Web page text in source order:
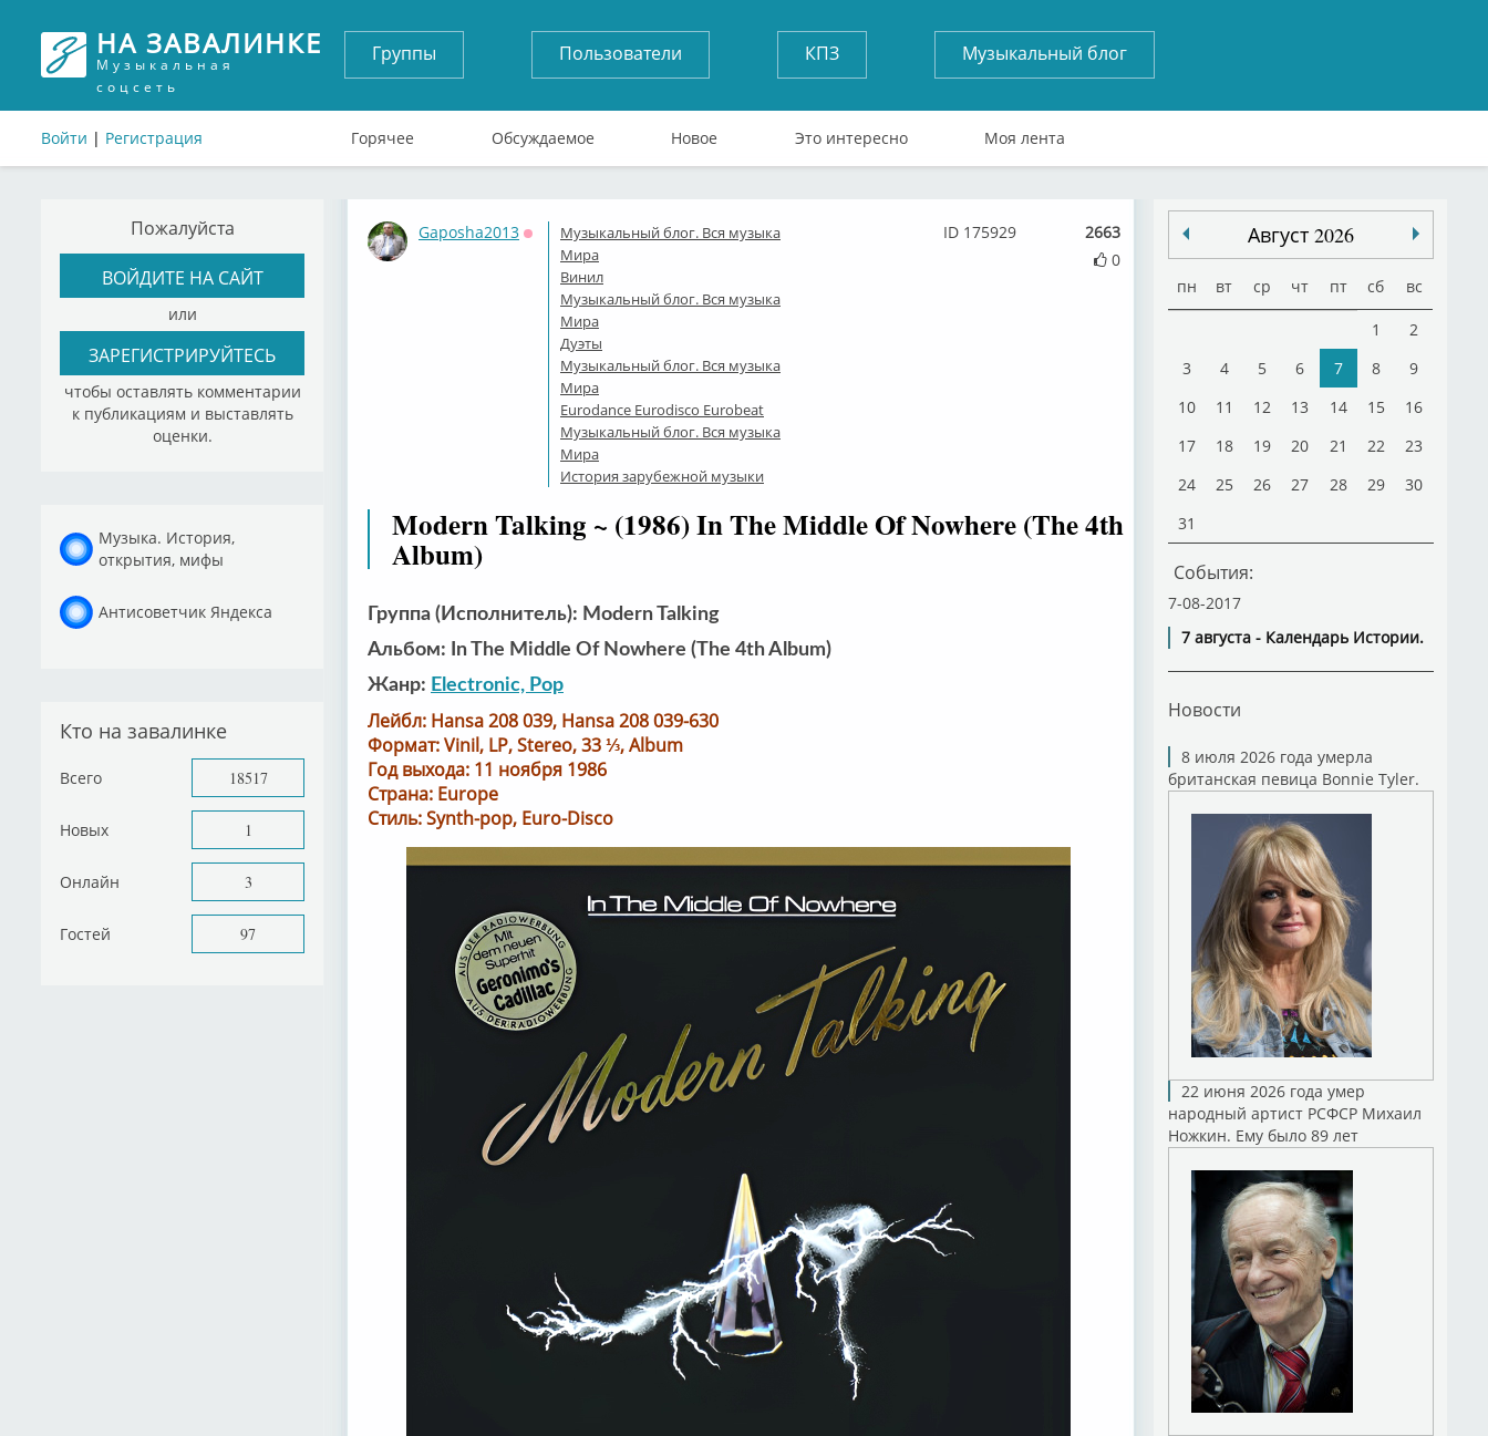
НА ЗАВАЛИНКЕ
Музыкальная
соцсеть
Войти | Регистрация
Группы Пользователи КПЗ Музыкальный блог
Горячее Обсуждаемое Новое Это интересно Моя лента
Пожалуйста
ВОЙДИТЕ НА САЙТ
или
ЗАРЕГИСТРИРУЙТЕСЬ
чтобы оставлять комментарии
к публикациям и выставлять
оценки.
Музыка. История,
открытия, мифы
Антисоветчик Яндекса
Кто на завалинке
Всего 18517
Новых 1
Онлайн 3
Гостей 97
Gaposha2013
Оффлайн
Музыкальный блог. Вся музыка
Мира
Винил
Музыкальный блог. Вся музыка
Мира
Дуэты
Музыкальный блог. Вся музыка
Мира
Eurodance Eurodisco Eurobeat
Музыкальный блог. Вся музыка
Мира
История зарубежной музыки
2663
0
ID 175929
Modern Talking ~ (1986) In The Middle Of Nowhere (The 4th
Album)
Группа (Исполнитель): Modern Talking
Альбом: In The Middle Of Nowhere (The 4th Album)
Жанр: Electronic, Pop
Лейбл: Hansa 208 039, Hansa 208 039-630
Формат: Vinil, LP, Stereo, 33 ⅓, Album
Год выхода: 11 ноября 1986
Страна: Europe
Стиль: Synth-pop, Euro-Disco
Август 2026
пн вт ср чт пт сб вс
1
2
3
4 5 6 7 8
9
10
11 12 13 14 15
16
17
18 19 20 21 22
23
24
25 26 27 28 29
30
31
События:
7-08-2017
7 августа - Календарь Истории.
Новости
8 июля 2026 года умерла
британская певица Bonnie Tyler.
22 июня 2026 года умер
народный артист РСФСР Михаил
Ножкин. Ему было 89 лет